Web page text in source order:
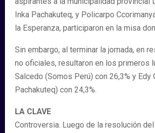
Inka Pachakuteq, y Policarpo
la Esperanza, participaron en la misa
Sin embargo, al terminar la jornada, en
no oficiales, resultaron en los primeros
Salcedo (Somos Perú) con 26,3% y Edy
Pachakuteq) con 24,3%.
LA CLAVE
Controversia. Luego de la resolución del